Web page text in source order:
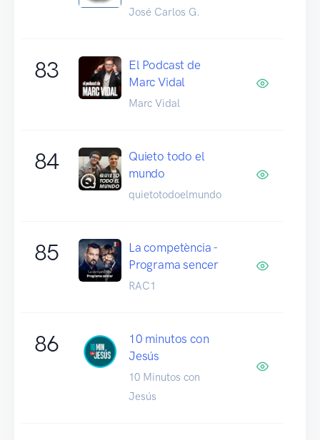
José Carlos G.
83
El Podcast de
Marc Vidal
Marc Vidal
84
Quieto todo el
mundo
quietotodoelmundo
85
La competència -
Programa sencer
RAC1
86
10 minutos con
Jesús
10 Minutos con
Jesús